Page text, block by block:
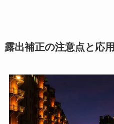
露出補正の注意点と応用